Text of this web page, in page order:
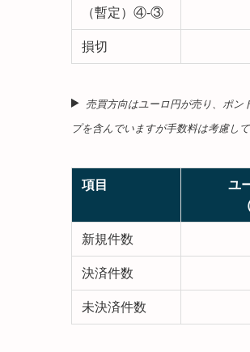
（暫定）④-③
損切
売買方向はユーロ円が売り、ポン
プを含んでいますが手数料は考慮し
項目
ユ
新規件数
決済件数
未決済件数